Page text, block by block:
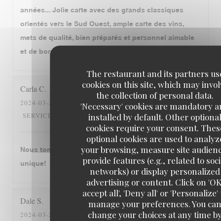
The restaurant and its partners
cookies on this site, which may
the collection of personal data.
'Necessary' cookies are mandatory
installed by default. Other
cookies require your consent.
optional cookies are used to
your browsing, measure site
provide features (e.g., related to
networks) or display personalized
advertising or content. Click on
accept all', 'Deny all' or 'Personalize'
manage your preferences. You
change your choices at any time
années... Jolie carte avec des grands classiques
orientés vers le Sud Ouest, ample carte des vins,
mets de qualité, bien préparés et personnel aimable
et de bon conseil. Tout cela est déjà très généreux!
CarlaC
2024-03-28
- 19:00 - GUESTS 4
SERVICE
AMBIANCE: 5/5 FOOD: 5/5 VALUE: 5/5
Nous tombons amourex de cette restaurant. C‘est
unique!
Dale S
2024-03-26
- 12:30 - GUESTS 2